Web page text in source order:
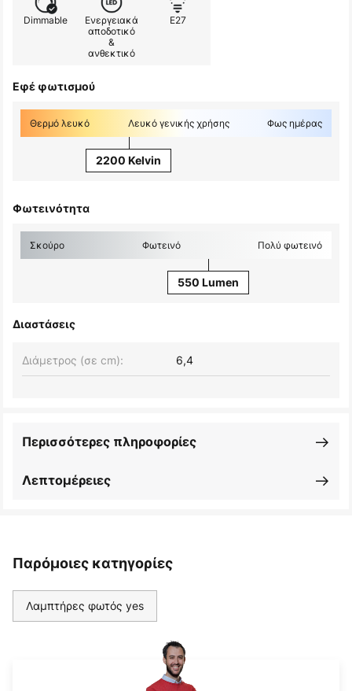
Dimmable
Ενεργειακά
αποδοτικό
&
ανθεκτικό
E27
Εφέ φωτισμού
Θερμό λευκό Λευκό γενικής χρήσης Φως ημέρας
2200 Kelvin
Φωτεινότητα
Σκούρο Φωτεινό Πολύ φωτεινό
550 Lumen
Διαστάσεις
Διάμετρος (σε cm): 6,4
Λεπτομέρειες
Περισσότερες πληροφορίες
Παρόμοιες κατηγορίες
Λαμπτήρες φωτός yes